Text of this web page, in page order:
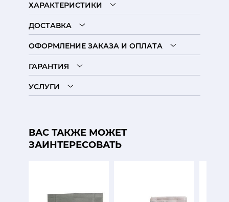
ХАРАКТЕРИСТИКИ
ДОСТАВКА
ОФОРМЛЕНИЕ ЗАКАЗА И ОПЛАТА
ГАРАНТИЯ
УСЛУГИ
ВАС ТАКЖЕ МОЖЕТ
ЗАИНТЕРЕСОВАТЬ